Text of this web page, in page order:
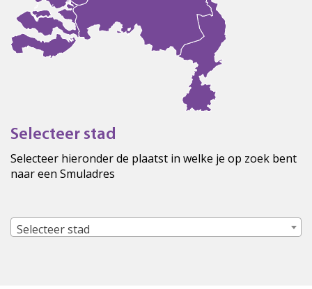
Selecteer stad
Selecteer hieronder de plaatst in welke je op zoek bent
naar een Smuladres
Selecteer stad